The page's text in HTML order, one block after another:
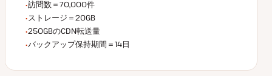
月間訪問数
訪問数＝70,000件
ストレージ容量
ストレージ＝20GB
CDN転送量
250GBのCDN転送量
バックアップデータ保持
バックアップ保持期間＝14日